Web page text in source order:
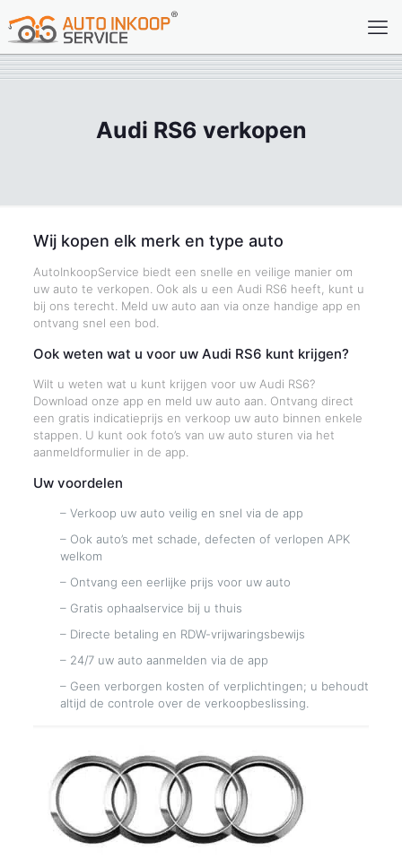
Audi RS6 verkopen
Wij kopen elk merk en type auto
AutoInkoopService biedt een snelle en veilige manier om
uw auto te verkopen. Ook als u een Audi RS6 heeft, kunt u
bij ons terecht. Meld uw auto aan via onze handige app en
ontvang snel een bod.
Ook weten wat u voor uw Audi RS6 kunt krijgen?
Wilt u weten wat u kunt krijgen voor uw Audi RS6?
Download onze app en meld uw auto aan. Ontvang direct
een gratis indicatieprijs en verkoop uw auto binnen enkele
stappen. U kunt ook foto’s van uw auto sturen via het
aanmeldformulier in de app.
Uw voordelen
– Verkoop uw auto veilig en snel via de app
– Ook auto’s met schade, defecten of verlopen APK
welkom
– Ontvang een eerlijke prijs voor uw auto
– Gratis ophaalservice bij u thuis
– Directe betaling en RDW-vrijwaringsbewijs
– 24/7 uw auto aanmelden via de app
– Geen verborgen kosten of verplichtingen; u behoudt
altijd de controle over de verkoopbeslissing.